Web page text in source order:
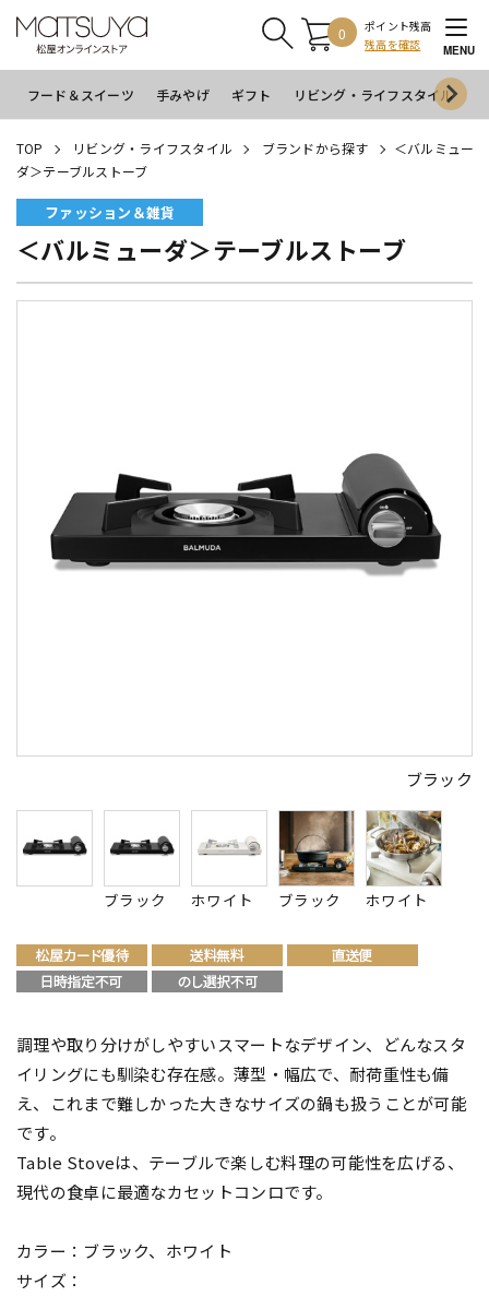
0
ポイント残高
残高を確認
MENU
フード＆スイーツ 手みやげ ギフト リビング・ライフスタイル
TOP リビング・ライフスタイル ブランドから探す
＜バルミュー
ダ＞テーブルストーブ
ファッション＆雑貨
＜バルミューダ＞テーブルストーブ
ブラック
ブラック ホワイト ブラック ホワイト
調理や取り分けがしやすいスマートなデザイン、どんなスタ
イリングにも馴染む存在感。薄型・幅広で、耐荷重性も備
え、これまで難しかった大きなサイズの鍋も扱うことが可能
です。
Table Stoveは、テーブルで楽しむ料理の可能性を広げる、
現代の食卓に最適なカセットコンロです。
カラー：ブラック、ホワイト
サイズ：